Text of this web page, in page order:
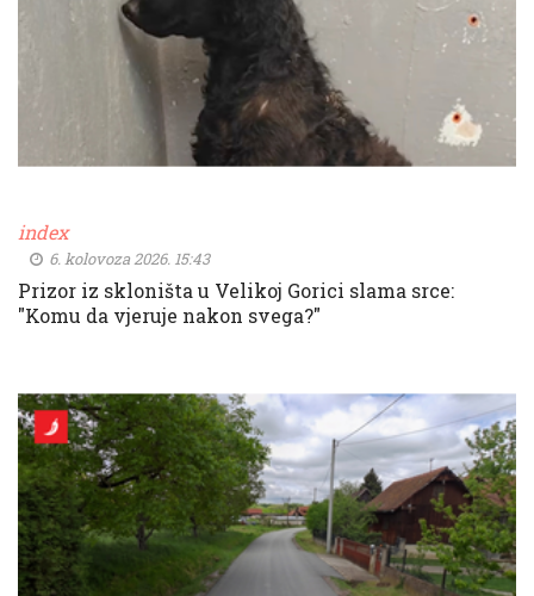
index
6. kolovoza 2026. 15:43
Prizor iz skloništa u Velikoj Gorici slama srce:
"Komu da vjeruje nakon svega?"